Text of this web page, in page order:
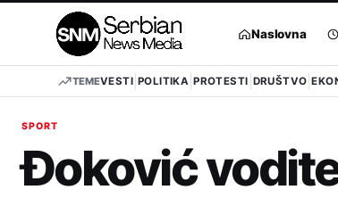
Naslovna
TEMEVESTI POLITIKA PROTESTI DRUŠTVO
SPORT
Đoković